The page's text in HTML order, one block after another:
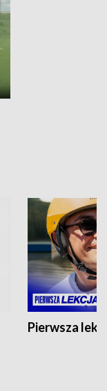
Pierwsza